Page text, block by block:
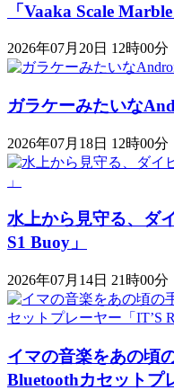
「Vaaka Scale Marble
2026年07月20日 12時00分
ガラケーみたいな
2026年07月18日 12時00分
水上から見守る、ダ
S1 Buoy​​」
2026年07月14日 21時00分
イマの音楽をあの頃
Bluetoothカセットプ